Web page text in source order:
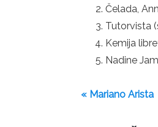
Čelada,
Tutorvista
Kemija
Nadine
« Mariano Arista